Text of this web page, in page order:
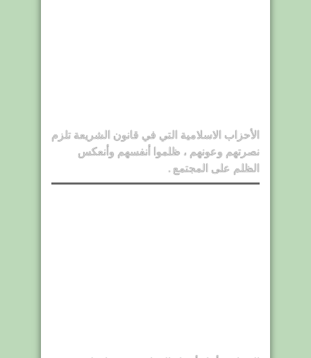
الأحزاب الاسلامية التي في قانون الشريعة تلزم
نصرتهم وعونهم ، ظلموا أنفسهم وأنعكس
الظلم على المجتمع .